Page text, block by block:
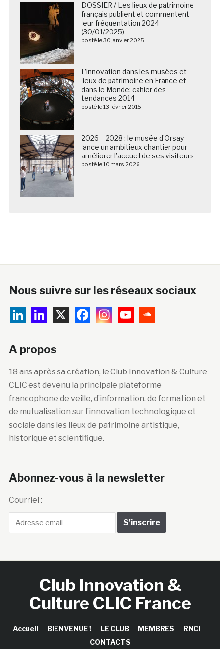
DOSSIER / Les lieux de patrimoine
français publient et commentent
leur fréquentation 2024
(30/01/2025)
posté le 30 janvier 2025
L’innovation dans les musées et
lieux de patrimoine en France et
dans le Monde: cahier des
tendances 2014
posté le 13 février 2015
2026 – 2028 : le musée d’Orsay
lance un ambitieux chantier pour
améliorer l’accueil de ses visiteurs
posté le 10 mars 2026
Nous suivre sur les réseaux sociaux
A propos
18 ans après sa création, le Club Innovation & Culture
CLIC est devenu la principale plateforme
francophone de veille, d’information, de formation et
de mutualisation sur l’innovation technologique et
sociale dans les lieux de patrimoine artistique,
historique et scientifique.
Abonnez-vous à la newsletter
Courriel :
Club Innovation &
Culture CLIC France
Accueil BIENVENUE ! LE CLUB MEMBRES
RNCI
CONTACTS